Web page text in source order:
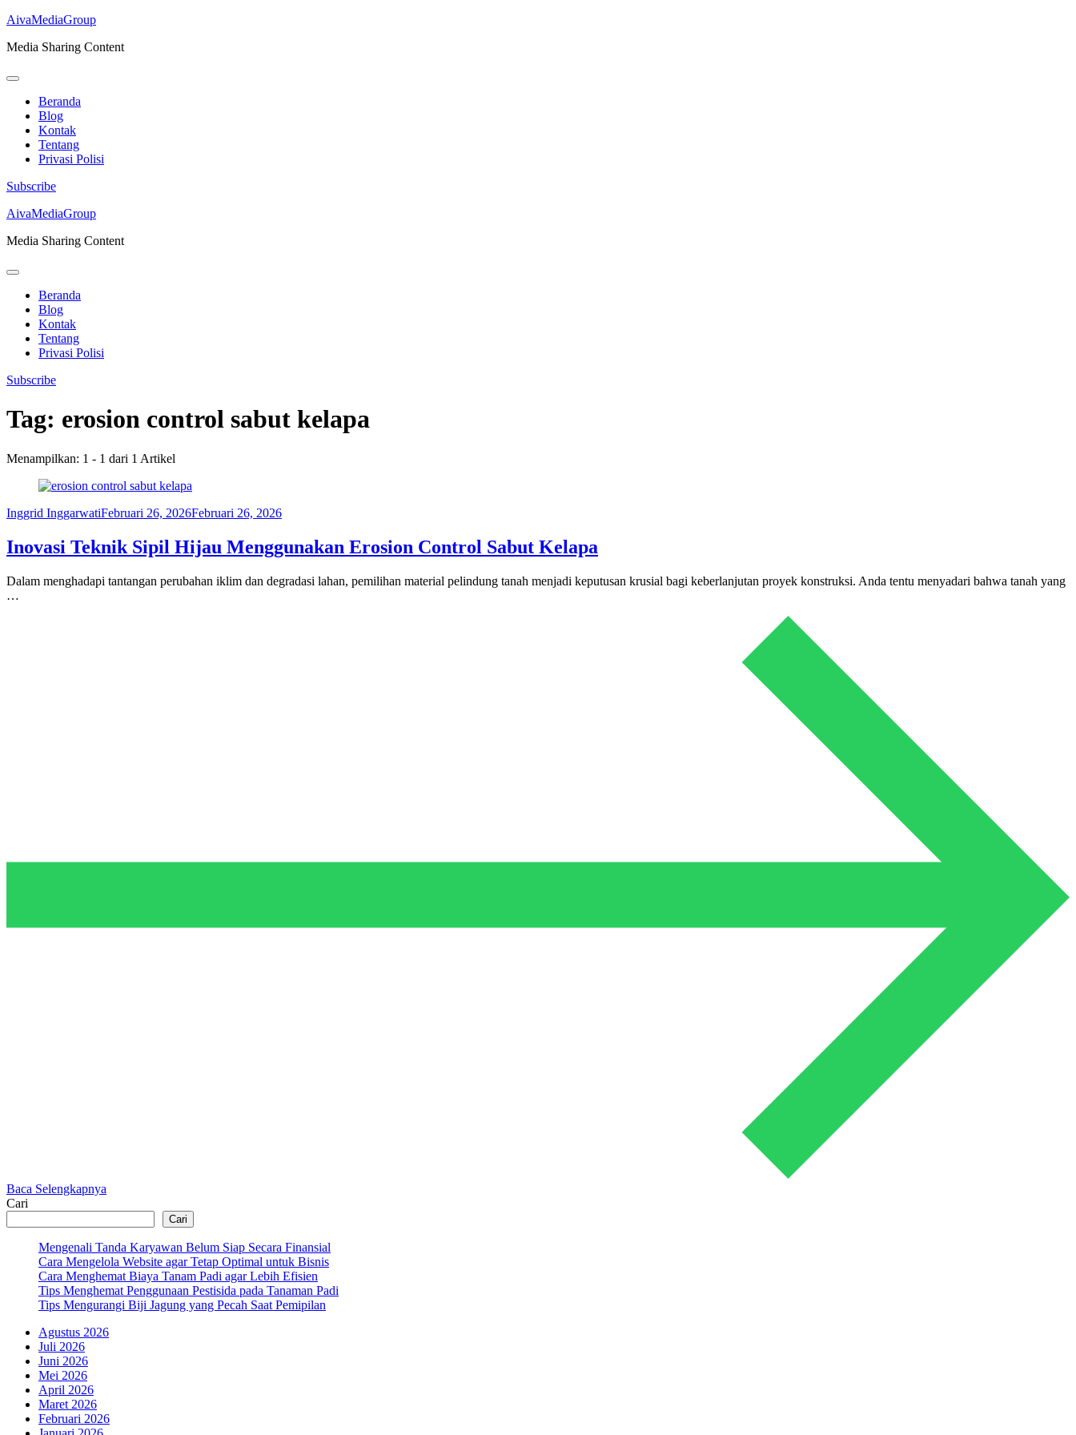
AivaMediaGroup
Media Sharing Content
Beranda
Blog
Kontak
Tentang
Privasi Polisi
Subscribe
Lompat
konten
Enter)
AivaMediaGroup
Media Sharing Content
Beranda
Blog
Kontak
Tentang
Privasi Polisi
Subscribe
Tag: erosion control sabut kelapa
Menampilkan: 1 - 1 dari 1 Artikel
Inggrid InggarwatiFebruari 26, 2026Februari 26, 2026
Inovasi Teknik Sipil Hijau Menggunakan Erosion Control Sabut Kelapa
Dalam menghadapi tantangan perubahan iklim dan degradasi lahan, pemilihan material pelindung tanah menjadi keputusan krusial bagi keberlanjutan proyek konstruksi. Anda tentu menyadari bahwa tanah yang
…
Baca Selengkapnya
Cari
Cari
Mengenali Tanda Karyawan Belum Siap Secara Finansial
Cara Mengelola Website agar Tetap Optimal untuk Bisnis
Cara Menghemat Biaya Tanam Padi agar Lebih Efisien
Tips Menghemat Penggunaan Pestisida pada Tanaman Padi
Tips Mengurangi Biji Jagung yang Pecah Saat Pemipilan
Agustus 2026
Juli 2026
Juni 2026
Mei 2026
April 2026
Maret 2026
Februari 2026